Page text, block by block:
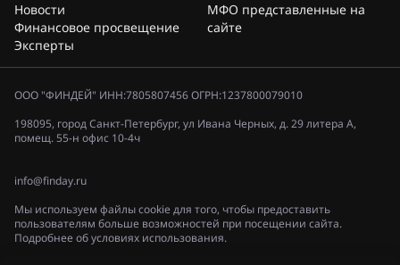
Новости
Финансовое просвещение
Эксперты
МФО представленные на
сайте
ООО "ФИНДЕЙ" ИНН:7805807456 ОГРН:1237800079010
198095, город Санкт-Петербург, ул Ивана Черных, д. 29 литера А,
помещ. 55-н офис 10-4ч
info@finday.ru
Мы используем файлы cookie для того, чтобы предоставить
пользователям больше возможностей при посещении сайта.
Подробнее об условиях использования.